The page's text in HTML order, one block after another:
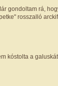
gondoltam rá,
rosszalló
kóstolta a